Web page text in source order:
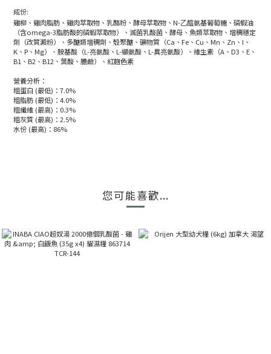
成份:
雞柳、雞肉脂肪、雞肉萃取物、乳酪粉、酵母萃取物、N-乙醯氨基葡萄糖、磷蝦油
（含omega-3脂肪酸的磷蝦萃取物）、滅菌乳酸菌、酵母、魚類萃取物、增稠穩定
劑（改質澱粉）、多醣類增稠劑、殼聚醣、礦物質（Ca、Fe、Cu、Mn、Zn、I、
K、P、Mg）、胺基酸（L-亮氨酸、L-纈氨酸、L-異亮氨酸）、維生素（A、D3、E、
B1、B2、B12、葉酸、膽鹼）、紅麴色素
營養分析：
粗蛋白 (最低)：7.0%
粗脂肪 (最低)：4.0%
粗纖維 (最高)：0.3%
粗灰質 (最高)：2.5%
水份 (最高)：86%
您可能喜歡...